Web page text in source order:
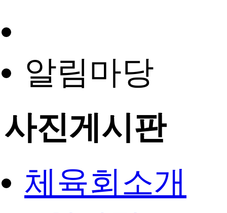
알림마당
사진게시판
체육회소개